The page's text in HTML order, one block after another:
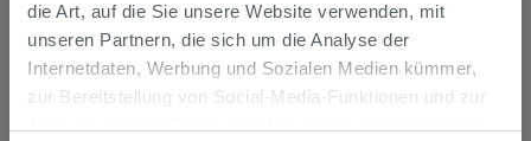
die Art, auf die Sie unsere Website verwenden, mit
unseren Partnern, die sich um die Analyse der
Internetdaten, Werbung und Sozialen Medien kümmer,
zur Bereitstellung von Social-Media-Funktionen und zur
KUNDEN, DIE DIESEN ARTIKEL
GEKAUFT HABEN, KAUFTEN